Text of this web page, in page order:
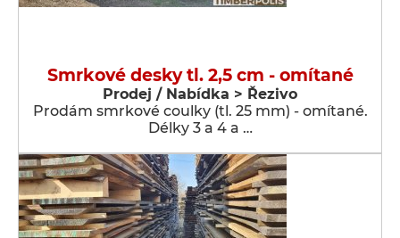
Smrkové desky tl. 2,5 cm - omítané
Prodej / Nabídka > Řezivo
Prodám smrkové coulky (tl. 25 mm) - omítané.
Délky 3 a 4 a …